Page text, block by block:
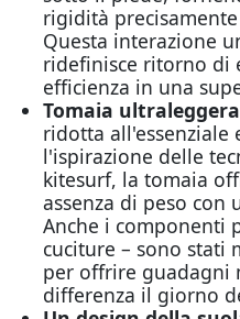
rigidità
Questa interazione
ridefinisce ritorno di
efficienza in una
Tomaia
ridotta all'essenziale
l'ispirazione delle
kitesurf, la tomaia
assenza di peso con
Anche i componenti
cuciture – sono stati
per offrire guadagni
differenza il giorno